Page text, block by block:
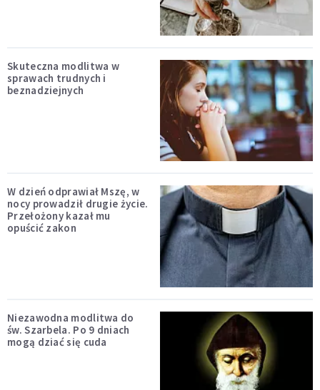
Skuteczna modlitwa w
sprawach trudnych i
beznadziejnych
W dzień odprawiał Mszę, w
nocy prowadził drugie życie.
Przełożony kazał mu
opuścić zakon
Niezawodna modlitwa do
św. Szarbela. Po 9 dniach
mogą dziać się cuda